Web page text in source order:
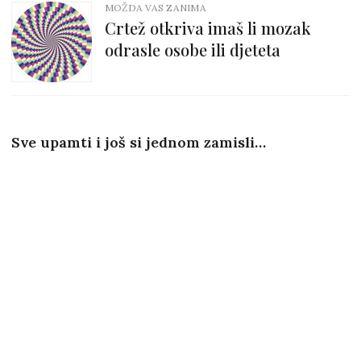
MOŽDA VAS ZANIMA
Crtež otkriva imaš li mozak
odrasle osobe ili djeteta
Sve upamti i još si jednom zamisli…